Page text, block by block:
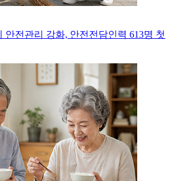
안전관리 강화, 안전전담인력 613명 첫